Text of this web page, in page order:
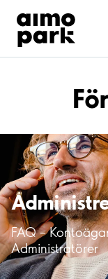
Hitta
Samarbete
Om Aimo
FAQ –
Administratörer